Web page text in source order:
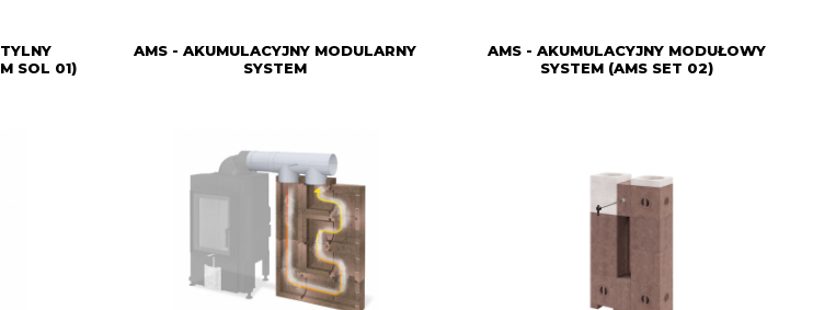
SOL 01)
AMS - AKUMULACYJNY MODULARNY
SYSTEM
AMS - AKUMULACYJNY MODUŁOWY
SYSTEM (AMS SET 02)